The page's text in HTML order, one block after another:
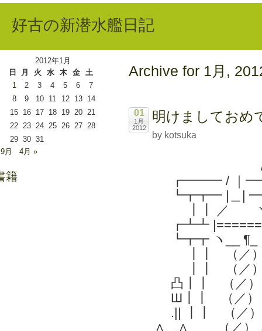
好古の新潜水艦日記
Archive for 1月,
01
1月
2012
明けましておめ
by kotsuka
/
┏━━━ / ｜
┗┳┳━ |＿|
┃┃ ／
┏┻┻
┗┳┳ ヽ__ ¶_
┃┃ （
┃┃ （
凸┃┃ （
Ш┃┃ （
.|| ┃┃ （
∧＿∧ （／）
2012年1月
日
月 火 水 木 金
土
1
2 3 4 5 6
7
8
9 10 11 12 13
14
15 16 17 18 19 20 21
22 23 24 25 26 27 28
29 30 31
月
4月 »
籍